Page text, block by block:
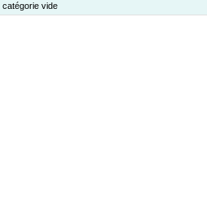
catégorie vide